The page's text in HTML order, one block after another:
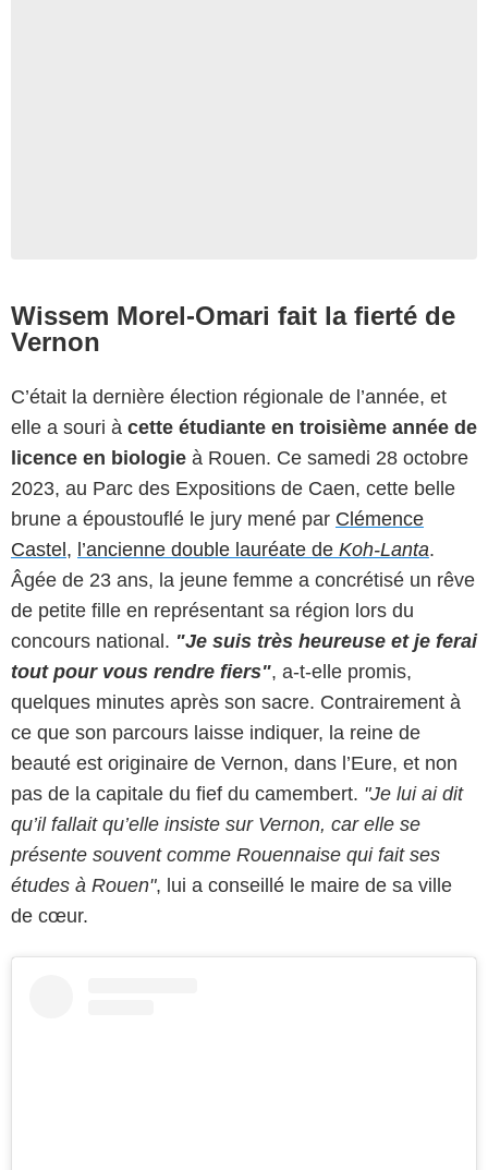
Wissem Morel-Omari fait la fierté de
Vernon
C’était la dernière élection régionale de l’année, et
elle a souri à cette étudiante en troisième année de
licence en biologie à Rouen. Ce samedi 28 octobre
2023, au Parc des Expositions de Caen, cette belle
brune a époustouflé le jury mené par Clémence
Castel , l’ancienne double lauréate de Koh-Lanta.
Âgée de 23 ans, la jeune femme a concrétisé un rêve
de petite fille en représentant sa région lors du
concours national. "Je suis très heureuse et je ferai
tout pour vous rendre fiers", a-t-elle promis,
quelques minutes après son sacre. Contrairement à
ce que son parcours laisse indiquer, la reine de
beauté est originaire de Vernon, dans l’Eure, et non
pas de la capitale du fief du camembert. "Je lui ai dit
qu’il fallait qu’elle insiste sur Vernon, car elle se
présente souvent comme Rouennaise qui fait ses
études à Rouen", lui a conseillé le maire de sa ville
de cœur.